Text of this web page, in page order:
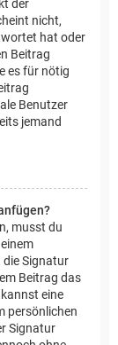
der
nicht,
hat oder
Beitrag
es für nötig
Benutzer
jemand
musst du
die Signatur
Beitrag das
eine
persönlichen
Signatur